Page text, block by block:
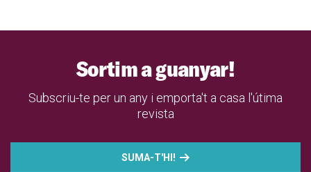
Sortim a guanyar!
Subscriu-te per un any i emporta't a casa l'útima
revista
SUMA-T'HI!